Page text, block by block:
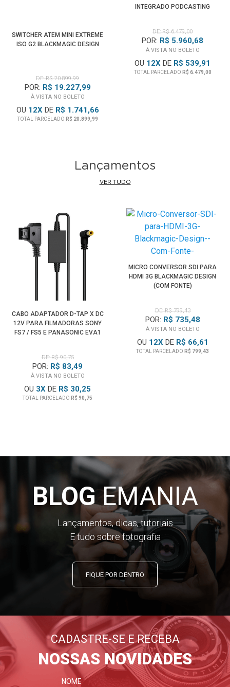
SWITCHER ATEM MINI EXTREME
ISO G2 BLACKMAGIC DESIGN
DE: R$ 20.899,99
POR: R$ 19.227,99
À VISTA NO BOLETO
OU 12XDE R$ 1.741,66
TOTAL PARCELADO R$ 20.899,99
INTEGRADO PODCASTING
DE: R$ 6.479,00
POR: R$ 5.960,68
À VISTA NO BOLETO
OU 12X DE R$ 539,91
TOTAL PARCELADO R$ 6.479,00
Lançamentos
VER TUDO
CABO ADAPTADOR D-TAP X DC
12V PARA FILMADORAS SONY
FS7 / FS5 E PANASONIC EVA1
DE: R$ 90,75
POR: R$ 83,49
À VISTA NO BOLETO
OU 3X DE R$ 30,25
TOTAL PARCELADO R$ 90,75
MICRO CONVERSOR SDI PARA
HDMI 3G BLACKMAGIC DESIGN
(COM FONTE)
DE: R$ 799,43
POR: R$ 735,48
À VISTA NO BOLETO
OU 12XDE R$ 66,61
TOTAL PARCELADO R$ 799,43
BLOGEMANIA
Lançamentos, dicas, tutoriais
E tudo sobre fotografia
FIQUE POR DENTRO
CADASTRE-SE E RECEBA
NOSSAS NOVIDADES